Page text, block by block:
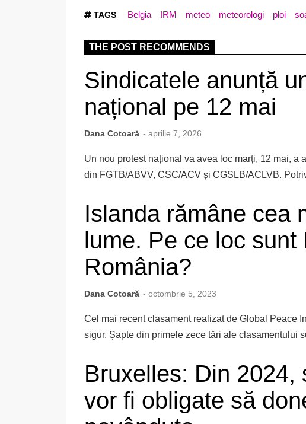
TAGS Belgia IRM meteo meteorologi ploi
THE POST RECOMMENDS
Sindicatele anunță
național pe 12 mai
Dana Cotoară - aprilie 7, 2026
Un nou protest național va avea loc marți, 12 mai, a
din FGTB/ABVV, CSC/ACV și CGSLB/ACLVB.
Islanda rămâne cea
lume. Pe ce loc sunt
România?
Dana Cotoară - octombrie 5, 2023
Cel mai recent clasament realizat de Global Peace
sigur. Șapte din primele zece tări ale clasamentului
Bruxelles: Din 2024,
vor fi obligate să